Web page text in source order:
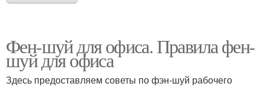
Фен-шуй для офиса. Правила фен-
шуй для офиса
Здесь предоставляем советы по фэн-шуй рабочего